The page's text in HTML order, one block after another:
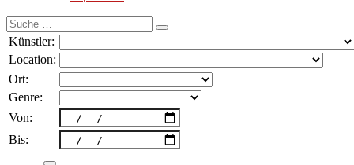
Suche
nach:
Künstler:
Location:
Ort:
Genre:
Von:
Bis: